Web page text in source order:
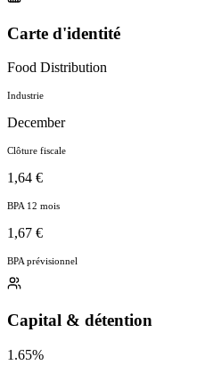
Carte d'identité
Food Distribution
Industrie
December
Clôture fiscale
1,64 €
BPA 12 mois
1,67 €
BPA prévisionnel
Capital & détention
1.65%